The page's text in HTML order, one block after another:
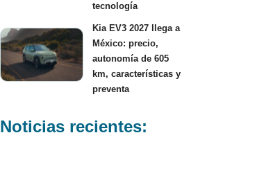
tecnología
Kia EV3 2027 llega a
México: precio,
autonomía de 605
km, características y
preventa
Noticias recientes: